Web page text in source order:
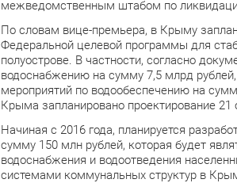
межведомственным штабом по
По словам вице-премьера, в Крыму
Федеральной целевой программы для
полуострове. В частности, согласно
водоснабжению на сумму 7,5 млрд
мероприятий по водообеспечению на
Крыма запланировано проектирование
Начиная с 2016 года, планируется
сумму 150 млн рублей, которая будет
водоснабжения и водоотведения
системами коммунальных структур в